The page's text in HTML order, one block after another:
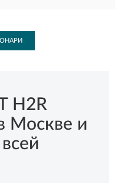
H2R
Москве и